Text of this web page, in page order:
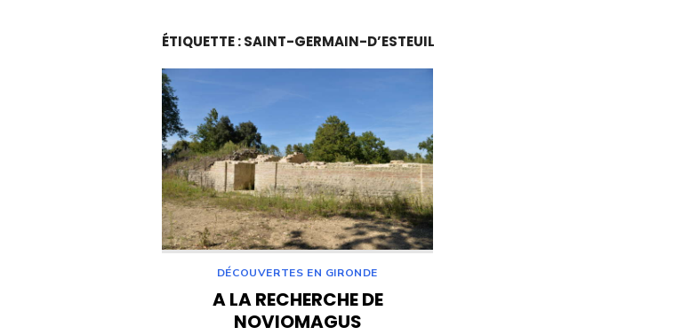
ÉTIQUETTE :SAINT-GERMAIN-D’ESTEUIL
DÉCOUVERTES EN GIRONDE
A LA RECHERCHE DE
NOVIOMAGUS